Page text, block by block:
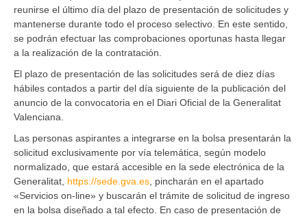
reunirse el último día del plazo de presentación de solicitudes y
mantenerse durante todo el proceso selectivo. En este sentido,
se podrán efectuar las comprobaciones oportunas hasta llegar
a la realización de la contratación.
El plazo de presentación de las solicitudes será de diez días
hábiles contados a partir del día siguiente de la publicación del
anuncio de la convocatoria en el Diari Oficial de la Generalitat
Valenciana.
Las personas aspirantes a integrarse en la bolsa presentarán la
solicitud exclusivamente por vía telemática, según modelo
normalizado, que estará accesible en la sede electrónica de la
Generalitat, https://sede.gva.es , pincharán en el apartado
«Servicios on-line» y buscarán el trámite de solicitud de ingreso
en la bolsa diseñado a tal efecto. En caso de presentación de